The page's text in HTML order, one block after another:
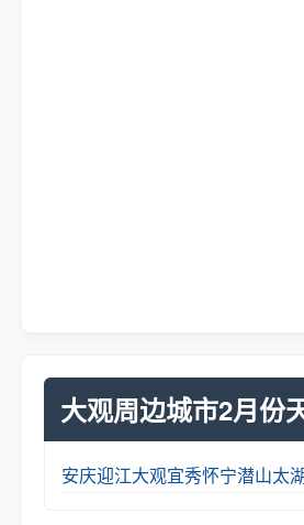
大观周边城市2月份
安庆迎江大观宜秀怀宁潜山太